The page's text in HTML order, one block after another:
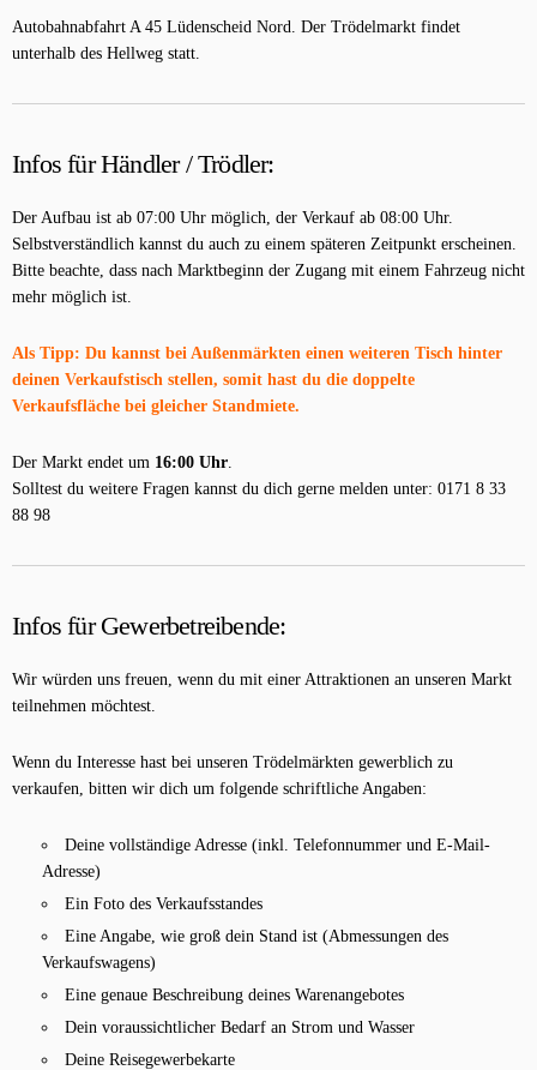
Autobahnabfahrt A 45 Lüdenscheid Nord. Der Trödelmarkt findet
unterhalb des Hellweg statt.
Infos für Händler / Trödler:
Der Aufbau ist ab 07:00 Uhr möglich, der Verkauf ab 08:00 Uhr.
Selbstverständlich kannst du auch zu einem späteren Zeitpunkt erscheinen.
Bitte beachte, dass nach Marktbeginn der Zugang mit einem Fahrzeug nicht
mehr möglich ist.
Als Tipp: Du kannst bei Außenmärkten einen weiteren Tisch hinter
deinen Verkaufstisch stellen, somit hast du die doppelte
Verkaufsfläche bei gleicher Standmiete.
Der Markt endet um 16:00 Uhr.
Solltest du weitere Fragen kannst du dich gerne melden unter: 0171 8 33
88 98
Infos für Gewerbetreibende:
Wir würden uns freuen, wenn du mit einer Attraktionen an unseren Markt
teilnehmen möchtest.
Wenn du Interesse hast bei unseren Trödelmärkten gewerblich zu
verkaufen, bitten wir dich um folgende schriftliche Angaben:
Deine vollständige Adresse (inkl. Telefonnummer und E-Mail-
Adresse)
Ein Foto des Verkaufsstandes
Eine Angabe, wie groß dein Stand ist (Abmessungen des
Verkaufswagens)
Eine genaue Beschreibung deines Warenangebotes
Dein voraussichtlicher Bedarf an Strom und Wasser
Deine Reisegewerbekarte